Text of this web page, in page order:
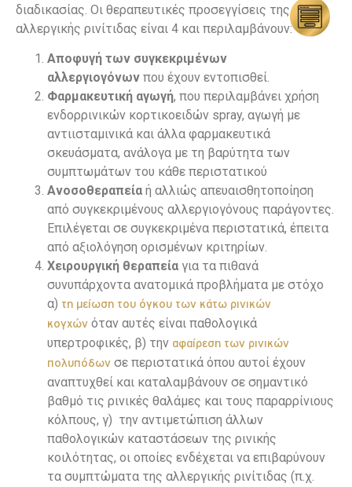
διαδικασίας. Οι θεραπευτικές προσεγγίσεις της
αλλεργικής ρινίτιδας είναι 4 και περιλαμβάνουν:
Αποφυγή των συγκεκριμένων
αλλεργιογόνων που έχουν εντοπισθεί.
Φαρμακευτική αγωγή, που περιλαμβάνει χρήση
ενδορρινικών κορτικοειδών spray, αγωγή με
αντιισταμινικά και άλλα φαρμακευτικά
σκευάσματα, ανάλογα με τη βαρύτητα των
συμπτωμάτων του κάθε περιστατικού
Ανοσοθεραπεία ή αλλιώς απευαισθητοποίηση
από συγκεκριμένους αλλεργιογόνους παράγοντες.
Επιλέγεται σε συγκεκριμένα περιστατικά, έπειτα
από αξιολόγηση ορισμένων κριτηρίων.
Χειρουργική θεραπεία για τα πιθανά
συνυπάρχοντα ανατομικά προβλήματα με στόχο
α) τη μείωση του όγκου των κάτω ρινικών
κογχών όταν αυτές είναι παθολογικά
υπερτροφικές, β) την αφαίρεση των ρινικών
πολυπόδων σε περιστατικά όπου αυτοί έχουν
αναπτυχθεί και καταλαμβάνουν σε σημαντικό
βαθμό τις ρινικές θαλάμες και τους παραρρίνιους
κόλπους, γ) την αντιμετώπιση άλλων
παθολογικών καταστάσεων της ρινικής
κοιλότητας, οι οποίες ενδέχεται να επιβαρύνουν
τα συμπτώματα της αλλεργικής ρινίτιδας (π.χ.